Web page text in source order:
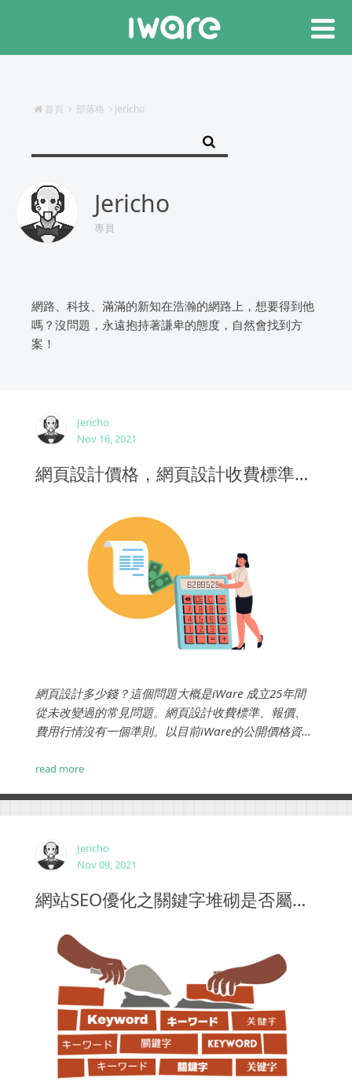
首頁 部落格 Jericho
Jericho
專員
網路、科技、滿滿的新知在浩瀚的網路上，想要得到他
嗎？沒問題，永遠抱持著謙卑的態度，自然會找到方
案！
Jericho
Nov 16, 2021
網頁設計價格，網頁設計收費標準、報價、費用行情怎麽樣算合理
網頁設計多少錢？這個問題大概是iWare 成立25年間
從未改變過的常見問題。網頁設計收費標準、報價、
費用行情沒有一個準則。以目前iWare的公開價格資訊
50,000起...
read more
Jericho
Nov 09, 2021
網站SEO優化之關鍵字堆砌是否屬於作弊？